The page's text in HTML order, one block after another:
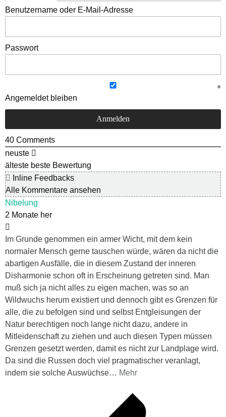
Benutzername oder E-Mail-Adresse
Passwort
Angemeldet bleiben
40 Comments
neuste
älteste beste Bewertung
Inline Feedbacks
Alle Kommentare ansehen
Nibelung
2 Monate her
Im Grunde genommen ein armer Wicht, mit dem kein
normaler Mensch gerne tauschen würde, wären da nicht die
abartigen Ausfälle, die in diesem Zustand der inneren
Disharmonie schon oft in Erscheinung getreten sind. Man
muß sich ja nicht alles zu eigen machen, was so an
Wildwuchs herum existiert und dennoch gibt es Grenzen für
alle, die zu befolgen sind und selbst Entgleisungen der
Natur berechtigen noch lange nicht dazu, andere in
Mitleidenschaft zu ziehen und auch diesen Typen müssen
Grenzen gesetzt werden, damit es nicht zur Landplage wird.
Da sind die Russen doch viel pragmatischer veranlagt,
indem sie solche Auswüchse… Mehr